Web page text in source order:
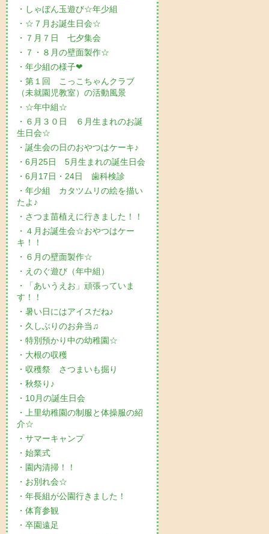
・しゃぼん玉遊び☆年少組
・☆７月お誕生日会☆
・７月７日 七夕集会
・７・８月の壁面製作☆
・年少組の様子❤
・第１回 こっこちゃんクラブ
（未就園児教室）の活動風景
・☆年中組☆
・６月３０日 ６月生まれのお誕
生日会☆
・誕生会の日のおやつはケーキ♪
・6月25日 5月生まれの誕生日会
・6月17日・24日 歯科検診
・年少組 カタツムリの絵を描い
たよ♪
・さつま苗植えに行きました！！
・４月お誕生会☆おやつはケー
キ！！
・６月の壁面製作☆
・えのぐ遊び（年中組）
・「あいうえお」頑張っていま
す！！
・暑い日にはアイスだね♪
・久しぶりのお弁当♫
・特別預かり中の幼稚園☆
・大根の収穫
・収穫祭 さつまいも掘り
・秋祭り♪
・10月の誕生日会
・上里幼稚園の制服と体操服の紹
介☆
・サマーキャンプ
・始業式
・園内清掃！！
・お別れ会☆
・年長組が公園行きました！
・体育参観
・卒園遠足